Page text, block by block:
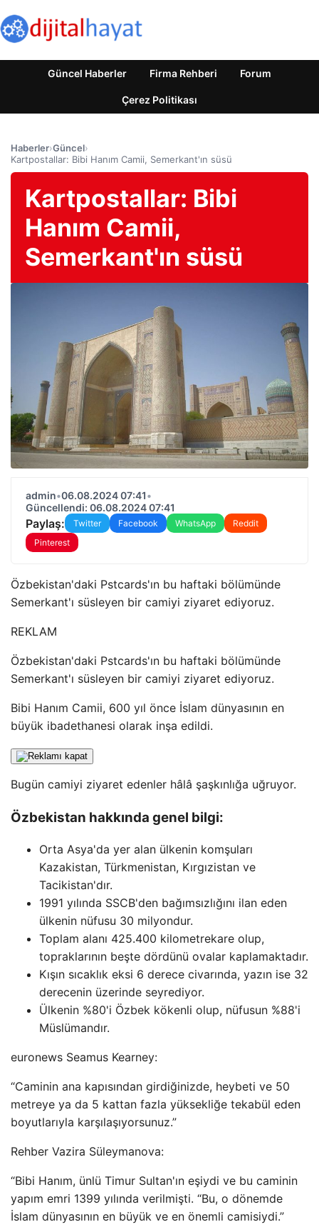
Güncel Haberler Firma Rehberi Forum
Çerez Politikası
Haberler›Güncel›
Kartpostallar: Bibi Hanım Camii, Semerkant'ın süsü
Kartpostallar: Bibi
Hanım Camii,
Semerkant'ın süsü
admin•06.08.2024 07:41•
Güncellendi: 06.08.2024 07:41
Paylaş: Twitter Facebook WhatsApp
Reddit
Pinterest
Özbekistan'daki Pstcards'ın bu haftaki bölümünde
Semerkant'ı süsleyen bir camiyi ziyaret ediyoruz.
REKLAM
Özbekistan'daki Pstcards'ın bu haftaki bölümünde
Semerkant'ı süsleyen bir camiyi ziyaret ediyoruz.
Bibi Hanım Camii, 600 yıl önce İslam dünyasının en
büyük ibadethanesi olarak inşa edildi.
Bugün camiyi ziyaret edenler hâlâ şaşkınlığa uğruyor.
Özbekistan hakkında genel bilgi:
Orta Asya'da yer alan ülkenin komşuları
Kazakistan, Türkmenistan, Kırgızistan ve
Tacikistan'dır.
1991 yılında SSCB'den bağımsızlığını ilan eden
ülkenin nüfusu 30 milyondur.
Toplam alanı 425.400 kilometrekare olup,
topraklarının beşte dördünü ovalar kaplamaktadır.
Kışın sıcaklık eksi 6 derece civarında, yazın ise 32
derecenin üzerinde seyrediyor.
Ülkenin %80'i Özbek kökenli olup, nüfusun %88'i
Müslümandır.
euronews Seamus Kearney:
“Caminin ana kapısından girdiğinizde, heybeti ve 50
metreye ya da 5 kattan fazla yüksekliğe tekabül eden
boyutlarıyla karşılaşıyorsunuz.”
Rehber Vazira Süleymanova:
“Bibi Hanım, ünlü Timur Sultan'ın eşiydi ve bu caminin
yapım emri 1399 yılında verilmişti. “Bu, o dönemde
İslam dünyasının en büyük ve en önemli camisiydi.”